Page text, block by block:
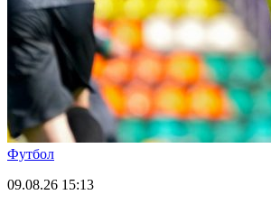
Футбол
09.08.26 15:13